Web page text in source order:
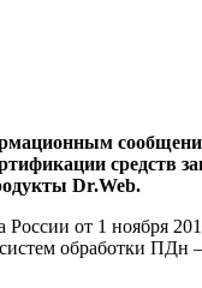
средств
Dr.Web.
от 1 ноября
обработки ПДн